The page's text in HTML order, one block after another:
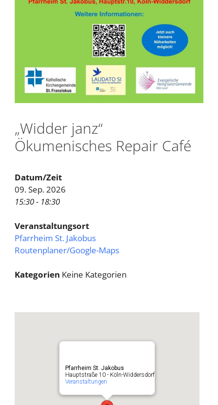
„Widder janz“
Ökumenisches Repair Café
Datum/Zeit
09. Sep. 2026
15:30 - 18:30
Veranstaltungsort
Pfarrheim St. Jakobus
Routenplaner/Google-Maps
Kategorien Keine Kategorien
Pfarrheim St. Jakobus
Hauptstraße 10 - Köln-Widdersdorf
Veranstaltungen